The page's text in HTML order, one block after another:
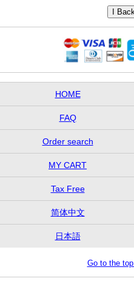
HOME
FAQ
Order search
MY CART
Tax Free
简体中文
日本語
Go to the